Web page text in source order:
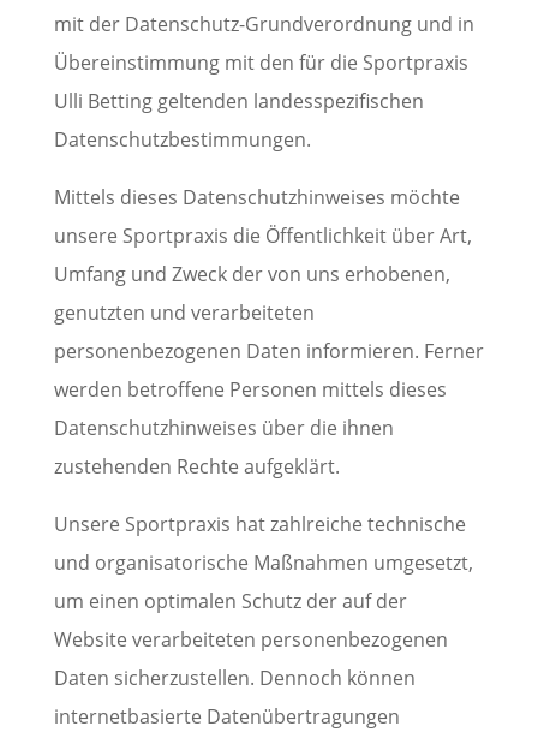
mit der Datenschutz-Grundverordnung und in
Übereinstimmung mit den für die Sportpraxis
Ulli Betting geltenden landesspezifischen
Datenschutzbestimmungen.
Mittels dieses Datenschutzhinweises möchte
unsere Sportpraxis die Öffentlichkeit über Art,
Umfang und Zweck der von uns erhobenen,
genutzten und verarbeiteten
personenbezogenen Daten informieren. Ferner
werden betroffene Personen mittels dieses
Datenschutzhinweises über die ihnen
zustehenden Rechte aufgeklärt.
Unsere Sportpraxis hat zahlreiche technische
und organisatorische Maßnahmen umgesetzt,
um einen optimalen Schutz der auf der
Website verarbeiteten personenbezogenen
Daten sicherzustellen. Dennoch können
internetbasierte Datenübertragungen